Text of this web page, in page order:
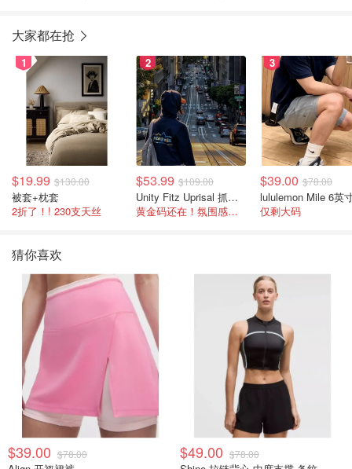
大家都在抢
1
$19.99 $130.00
被套+枕套
2折了！! 230支天丝
2
$53.99 $109.00
Unity Fitz Uprisal 抓绒卫衣
黄金码还在！氛围感之神
3
$39.00 $78.00
仅剩大码
猜你喜欢
$39.00 $78.00 $49.00 $78.00